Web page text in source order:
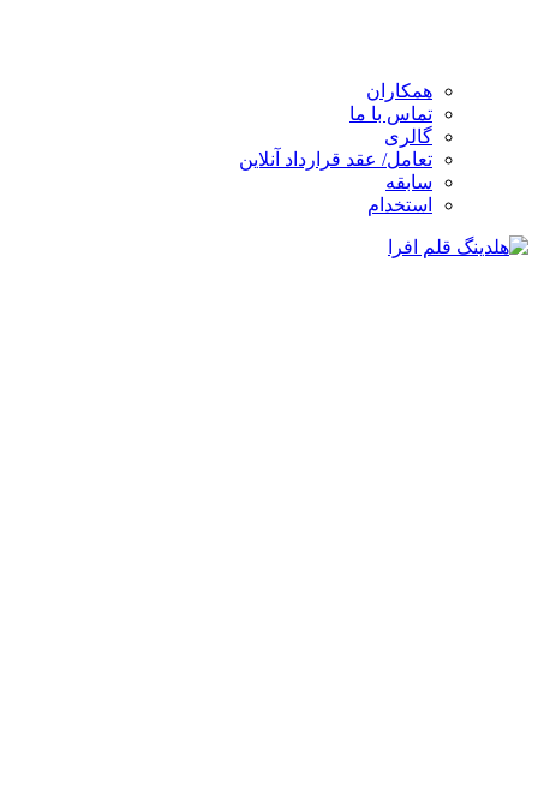
همکاران
تماس با ما
گالری
تعامل/ عقد قرارداد آنلاین
سابقه
استخدام